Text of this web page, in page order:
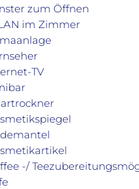
zum Öffnen
im Zimmer
TV
-/